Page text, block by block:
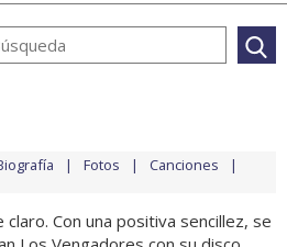
Fotos Canciones
claro. Con una positiva sencillez, se